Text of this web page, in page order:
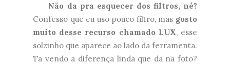
Não da pra esquecer dos filtros, né?
Confesso que eu uso pouco filtro, mas gosto
muito desse recurso chamado LUX, esse
solzinho que aparece ao lado da ferramenta.
Ta vendo a diferença linda que da na foto?